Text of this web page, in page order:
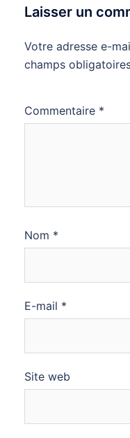
Laisser un
Votre adresse e-
champs
Commentaire *
Nom *
E-mail *
Site web